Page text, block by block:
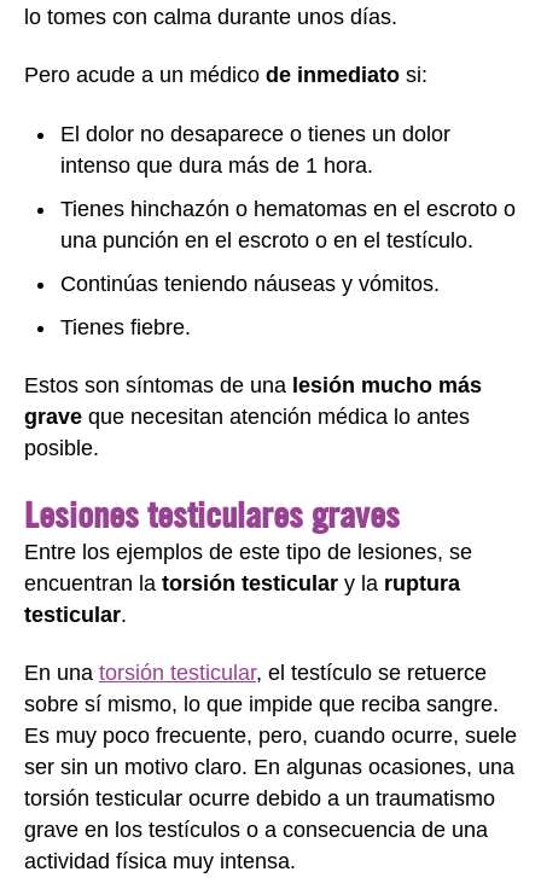
lo tomes con calma durante unos días.
Pero acude a un médico de inmediato si:
El dolor no desaparece o tienes un dolor
intenso que dura más de 1 hora.
Tienes hinchazón o hematomas en el escroto o
una punción en el escroto o en el testículo.
Continúas teniendo náuseas y vómitos.
Tienes fiebre.
Estos son síntomas de una lesión mucho más
grave que necesitan atención médica lo antes
posible.
Lesiones testiculares graves
Entre los ejemplos de este tipo de lesiones, se
encuentran la torsión testicular y la ruptura
testicular.
En una torsión testicular, el testículo se retuerce
sobre sí mismo, lo que impide que reciba sangre.
Es muy poco frecuente, pero, cuando ocurre, suele
ser sin un motivo claro. En algunas ocasiones, una
torsión testicular ocurre debido a un traumatismo
grave en los testículos o a consecuencia de una
actividad física muy intensa.